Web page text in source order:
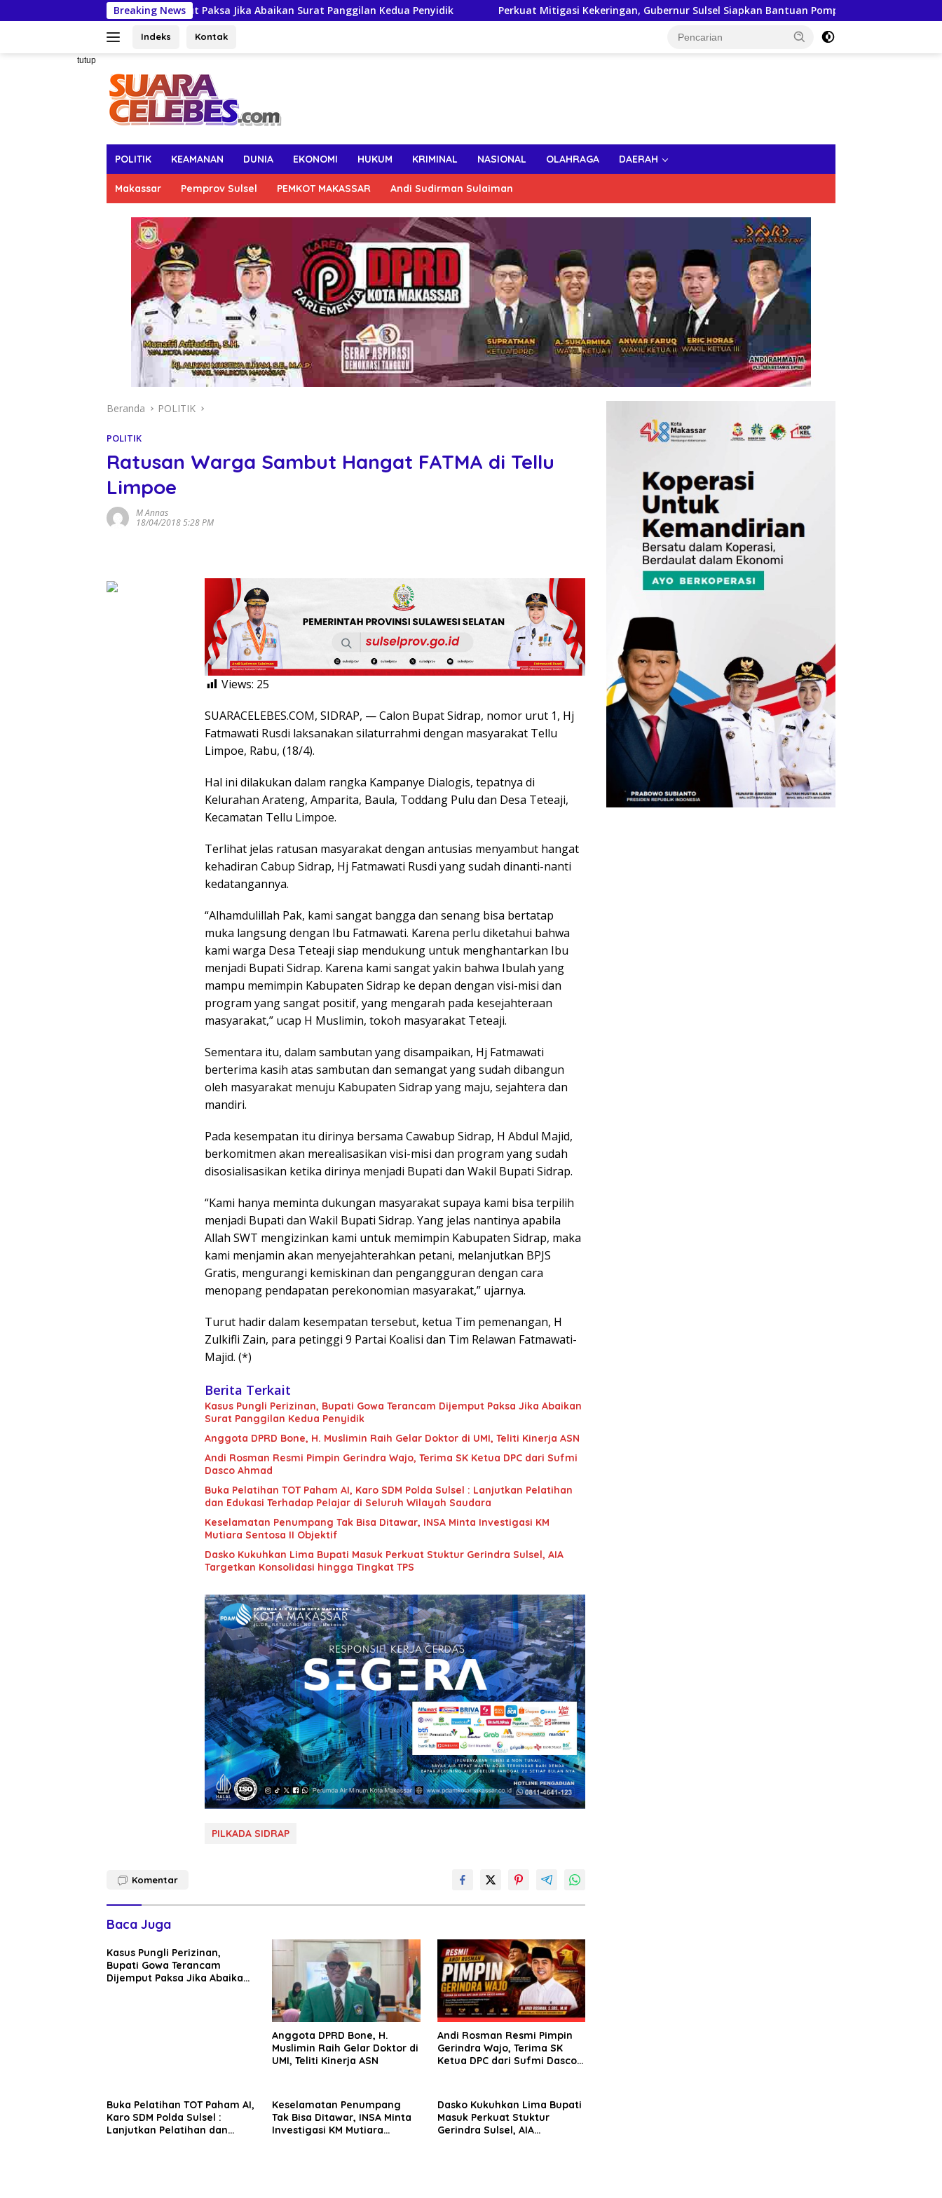
ke
Breaking News
Terancam Dijemput Paksa Jika Abaikan Surat Panggilan Kedua Penyidik Perkuat Mitigasi Kekeringan, Gubernur Sulsel Siapkan Bantuan Pompa Air dan Sumur Bor untuk Wilayah
Indeks Kontak
tutup
POLITIK KEAMANAN DUNIA EKONOMI HUKUM KRIMINAL NASIONAL OLAHRAGA DAERAH
Makassar Pemprov Sulsel PEMKOT MAKASSAR Andi Sudirman Sulaiman
Beranda POLITIK
POLITIK
Ratusan Warga Sambut Hangat FATMA di Tellu
Limpoe
M Annas
18/04/2018 5:28 PM
Views: 25
SUARACELEBES.COM, SIDRAP, — Calon Bupat Sidrap, nomor urut 1, Hj
Fatmawati Rusdi laksanakan silaturrahmi dengan masyarakat Tellu
Limpoe, Rabu, (18/4).
Hal ini dilakukan dalam rangka Kampanye Dialogis, tepatnya di
Kelurahan Arateng, Amparita, Baula, Toddang Pulu dan Desa Teteaji,
Kecamatan Tellu Limpoe.
Terlihat jelas ratusan masyarakat dengan antusias menyambut hangat
kehadiran Cabup Sidrap, Hj Fatmawati Rusdi yang sudah dinanti-nanti
kedatangannya.
“Alhamdulillah Pak, kami sangat bangga dan senang bisa bertatap
muka langsung dengan Ibu Fatmawati. Karena perlu diketahui bahwa
kami warga Desa Teteaji siap mendukung untuk menghantarkan Ibu
menjadi Bupati Sidrap. Karena kami sangat yakin bahwa Ibulah yang
mampu memimpin Kabupaten Sidrap ke depan dengan visi-misi dan
program yang sangat positif, yang mengarah pada kesejahteraan
masyarakat,” ucap H Muslimin, tokoh masyarakat Teteaji.
Sementara itu, dalam sambutan yang disampaikan, Hj Fatmawati
berterima kasih atas sambutan dan semangat yang sudah dibangun
oleh masyarakat menuju Kabupaten Sidrap yang maju, sejahtera dan
mandiri.
Pada kesempatan itu dirinya bersama Cawabup Sidrap, H Abdul Majid,
berkomitmen akan merealisasikan visi-misi dan program yang sudah
disosialisasikan ketika dirinya menjadi Bupati dan Wakil Bupati Sidrap.
“Kami hanya meminta dukungan masyarakat supaya kami bisa terpilih
menjadi Bupati dan Wakil Bupati Sidrap. Yang jelas nantinya apabila
Allah SWT mengizinkan kami untuk memimpin Kabupaten Sidrap, maka
kami menjamin akan menyejahterahkan petani, melanjutkan BPJS
Gratis, mengurangi kemiskinan dan pengangguran dengan cara
menopang pendapatan perekonomian masyarakat,” ujarnya.
Turut hadir dalam kesempatan tersebut, ketua Tim pemenangan, H
Zulkifli Zain, para petinggi 9 Partai Koalisi dan Tim Relawan Fatmawati-
Majid. (*)
Berita Terkait
Kasus Pungli Perizinan, Bupati Gowa Terancam Dijemput Paksa Jika Abaikan
Surat Panggilan Kedua Penyidik
Anggota DPRD Bone, H. Muslimin Raih Gelar Doktor di UMI, Teliti Kinerja ASN
Andi Rosman Resmi Pimpin Gerindra Wajo, Terima SK Ketua DPC dari Sufmi
Dasco Ahmad
Buka Pelatihan TOT Paham AI, Karo SDM Polda Sulsel : Lanjutkan Pelatihan
dan Edukasi Terhadap Pelajar di Seluruh Wilayah Saudara
Keselamatan Penumpang Tak Bisa Ditawar, INSA Minta Investigasi KM
Mutiara Sentosa II Objektif
Dasko Kukuhkan Lima Bupati Masuk Perkuat Stuktur Gerindra Sulsel, AIA
Targetkan Konsolidasi hingga Tingkat TPS
PILKADA SIDRAP
Komentar
Baca Juga
Kasus Pungli Perizinan,
Bupati Gowa Terancam
Dijemput Paksa Jika Abaikan
Anggota DPRD Bone, H.
Muslimin Raih Gelar Doktor di
UMI, Teliti Kinerja ASN
Andi Rosman Resmi Pimpin
Gerindra Wajo, Terima SK
Ketua DPC dari Sufmi Dasco
Buka Pelatihan TOT Paham AI,
Karo SDM Polda Sulsel :
Lanjutkan Pelatihan dan
Keselamatan Penumpang
Tak Bisa Ditawar, INSA Minta
Investigasi KM Mutiara
Dasko Kukuhkan Lima Bupati
Masuk Perkuat Stuktur
Gerindra Sulsel, AIA